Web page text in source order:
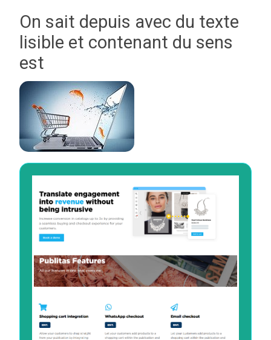
On sait depuis avec du texte
lisible et contenant du sens
est